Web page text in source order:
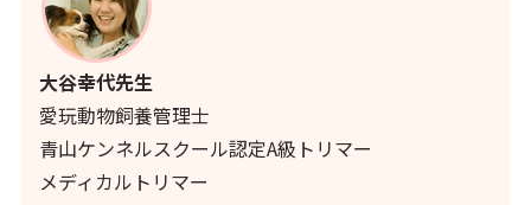
大谷幸代先生
愛玩動物飼養管理士
青山ケンネルスクール認定A級トリマー
メディカルトリマー